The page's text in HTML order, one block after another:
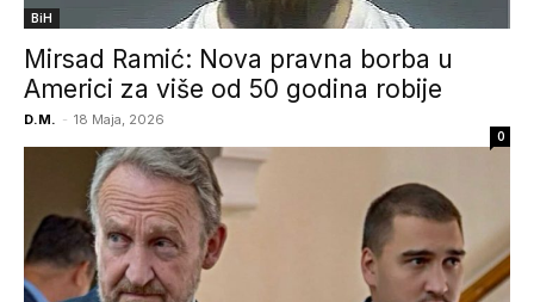
BiH
Mirsad Ramić: Nova pravna borba u
Americi za više od 50 godina robije
D.M. - 18 Maja, 2026
0